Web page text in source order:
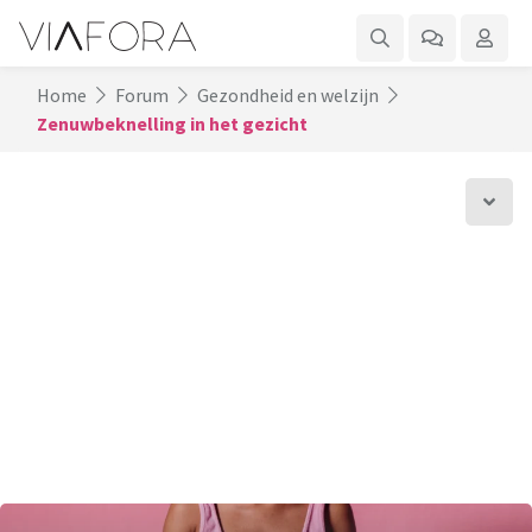
Home Forum
Gezondheid en welzijn
Zenuwbeknelling in het gezicht